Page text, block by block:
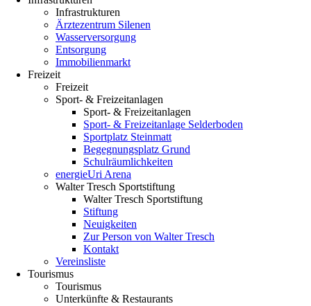
Infrastrukturen
Ärztezentrum Silenen
Wasserversorgung
Entsorgung
Immobilienmarkt
Freizeit
Freizeit
Sport- & Freizeitanlagen
Sport- & Freizeitanlagen
Sport- & Freizeitanlage Selderboden
Sportplatz Steinmatt
Begegnungsplatz Grund
Schulräumlichkeiten
energieUri Arena
Walter Tresch Sportstiftung
Walter Tresch Sportstiftung
Stiftung
Neuigkeiten
Zur Person von Walter Tresch
Kontakt
Vereinsliste
Tourismus
Tourismus
Unterkünfte & Restaurants